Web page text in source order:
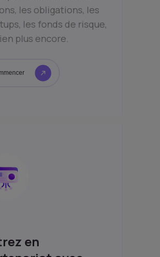
les obligations, les
les fonds de risque,
plus encore.
en